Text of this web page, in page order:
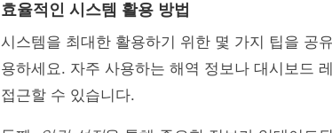
효율적인 시스템 활용 방법
시스템을 최대한 활용하기 위한 몇 가지 팁을 공
용하세요. 자주 사용하는 해역 정보나 대시보드
접근할 수 있습니다.